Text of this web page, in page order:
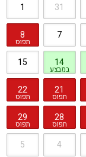
31
1
7
8
תפוס
14
במבצע
15
21
תפוס
22
תפוס
28
תפוס
29
תפוס
4
5